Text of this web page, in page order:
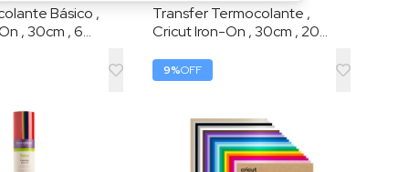
Básico ,
, 30cm , 6
Transfer Termocolante ,
Cricut Iron-On , 30cm , 20
9%OFF